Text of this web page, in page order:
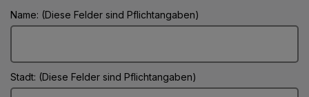
Name: (Diese Felder sind Pflichtangaben)
Stadt: (Diese Felder sind Pflichtangaben)